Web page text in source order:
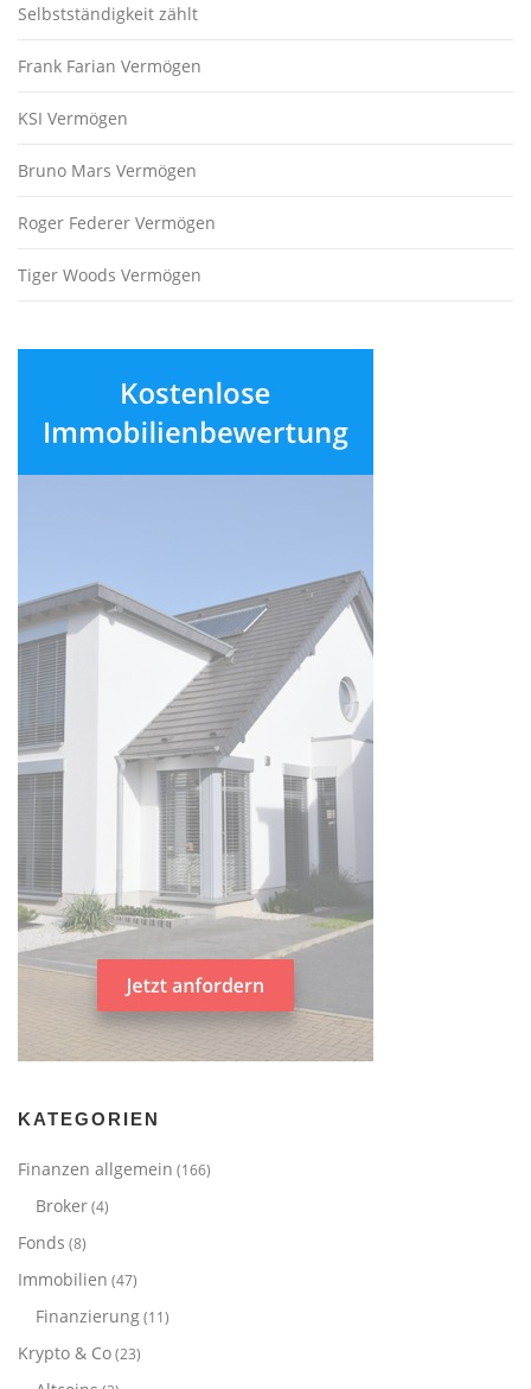
Selbstständigkeit zählt
Frank Farian Vermögen
KSI Vermögen
Bruno Mars Vermögen
Roger Federer Vermögen
Tiger Woods Vermögen
KATEGORIEN
Finanzen allgemein (166)
Broker(4)
Fonds (8)
Immobilien (47)
Finanzierung(11)
Krypto & Co(23)